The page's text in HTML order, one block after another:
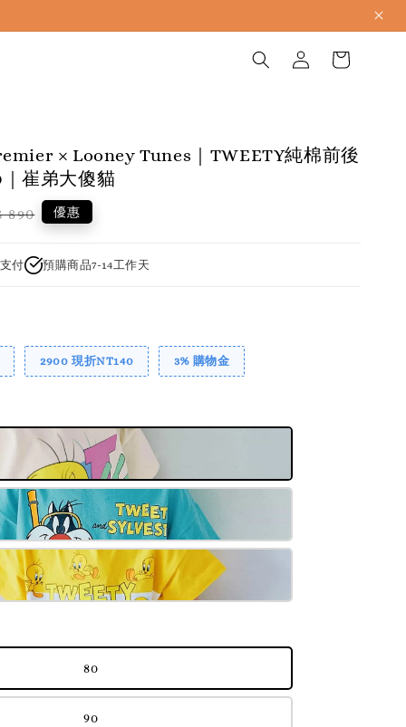
× Looney Tunes｜TWEETY純棉前後
崔弟大傻貓
890 優惠
付 預購商品7-14工作天
2900 現折NT140 3% 購物金
80
90